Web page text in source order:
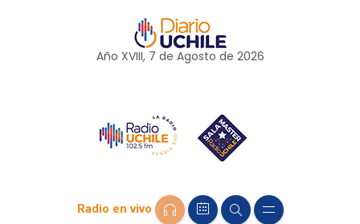
Año XVIII, 7 de Agosto de 2026
Radio en vivo